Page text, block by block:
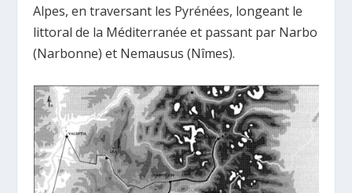
Alpes, en traversant les Pyrénées, longeant le
littoral de la Méditerranée et passant par Narbo
(Narbonne) et Nemausus (Nîmes).